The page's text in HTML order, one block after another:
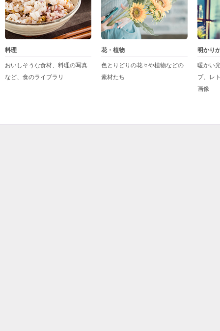
料理
おいしそうな食材、料理の写真
など、食のライブラリ
花・植物
色とりどりの花々や植物などの
素材たち
明かり
暖かい
プ、レ
画像